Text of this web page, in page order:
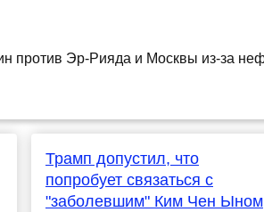
Трамп допустил, что
попробует связаться с
"заболевшим" Ким Чен Ыном